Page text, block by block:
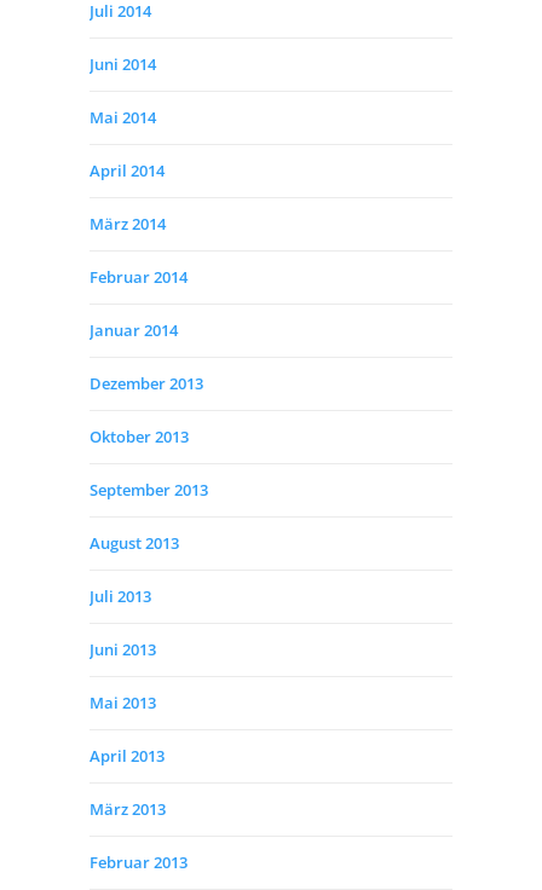
Juli 2014
Juni 2014
Mai 2014
April 2014
März 2014
Februar 2014
Januar 2014
Dezember 2013
Oktober 2013
September 2013
August 2013
Juli 2013
Juni 2013
Mai 2013
April 2013
März 2013
Februar 2013